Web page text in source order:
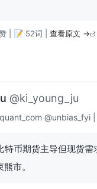
| 📝 52词 | 查看原文 →
@ki_young_ju
@unbias_fyi
特币期货主导但现货需
市。